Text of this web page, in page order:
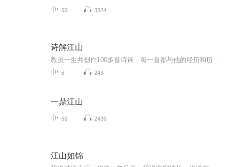
65 3324
诗解江山
6 243
一鼎江山
65 2436
江山如锦